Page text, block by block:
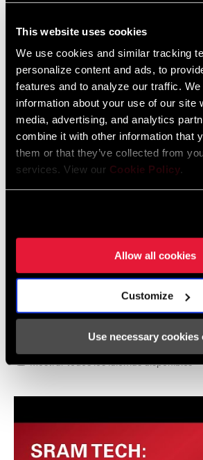
This website uses cookies
We use cookies and similar tracking
personalize content and ads, to
features and to analyze our traffic.
information about your use of our site
media, advertising, and analytics
combine it with other information that
them or that they’ve collected from
services. View our Cookie Policy.
Allow all cookies
Customize
Use necessary cookies
CHAIN
10 Speed Powerchain
Especificaciones De Ajuste Del Cuadro
2024 MTB Frame Fit Specifications
Idioma: English
6 MB
Idioma:
Mostrar todos los idiomas disponibles